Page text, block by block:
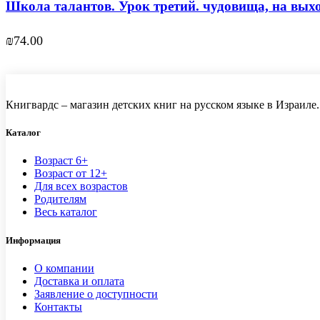
Школа талантов. Урок третий. чудовища, на
₪74.00
Книгвардс – магазин детских книг на русском языке в Израиле.
Каталог
Возраст 6+
Возраст от 12+
Для всех возрастов
Родителям
Весь каталог
Информация
О компании
Доставка и оплата
Заявление о доступности
Контакты